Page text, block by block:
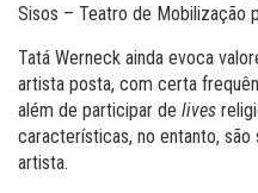
Sisos – Teatro de Mobilização
Tatá Werneck ainda evoca
artista posta, com certa
além de participar de lives
características, no entanto,
artista.